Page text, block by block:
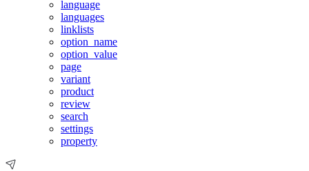
language
languages
linklists
option_name
option_value
page
variant
product
review
search
settings
property